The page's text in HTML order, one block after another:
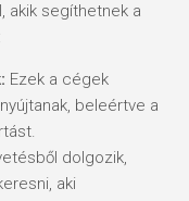
akik segíthetnek a
Ezek a cégek
beleértve a
dolgozik,
aki